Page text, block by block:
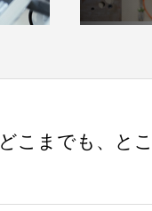
どこまでも、と